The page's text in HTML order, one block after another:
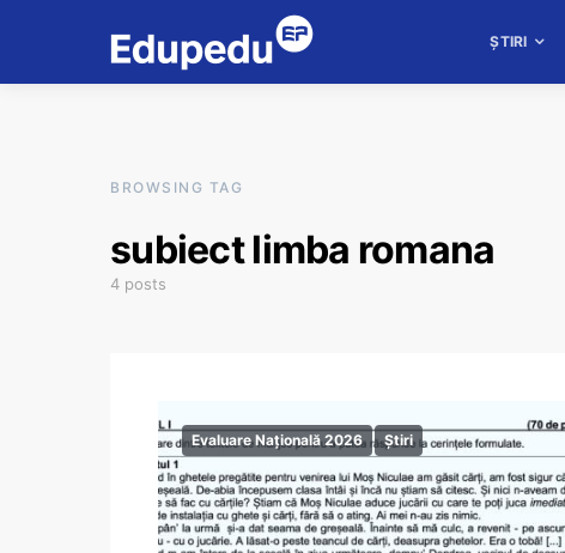
ȘTIRI
BROWSING TAG
subiect limba romana
4 posts
Evaluare Națională 2026 Știri